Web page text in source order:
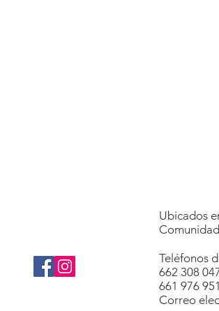
Ubicados
Teléfonos
662 308
661 976 951
Correo